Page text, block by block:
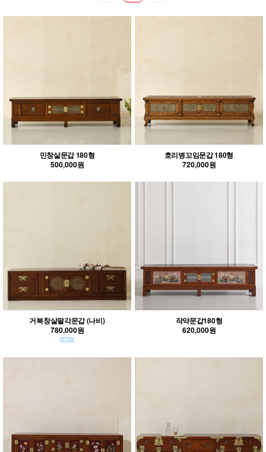
민창살문갑 180형
500,000원
호리병꼬임문갑 180형
720,000원
거북창살팔각문갑 (나비)
780,000원
작약문갑180형
620,000원